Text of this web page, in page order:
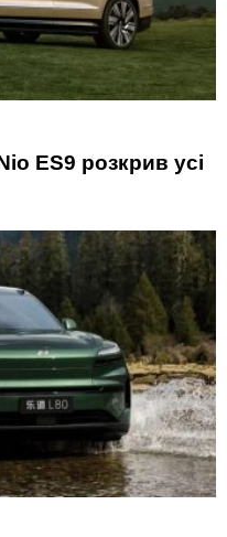
ES9 розкрив усі